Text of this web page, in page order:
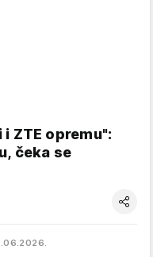
ZTE opremu":
čeka se